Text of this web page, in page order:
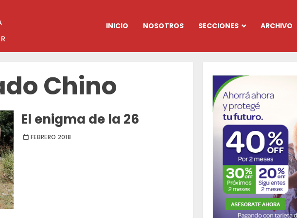
INICIO NOSOTROS SECCIONES ARCHIVO
Chino
El enigma de la 26
FEBRERO 2018